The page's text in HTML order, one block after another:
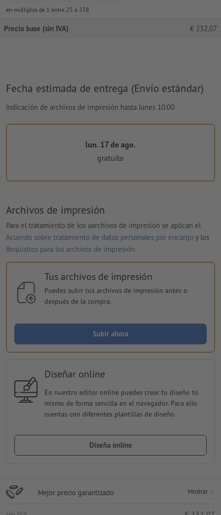
en múltiplos de 1 entre 25 a 238
Precio base (sin IVA) € 232,07
Fecha estimada de entrega (Envío estándar)
Indicación de archivos de impresión hasta lunes 10:00
lun. 17 de ago.
gratuito
Archivos de impresión
Para el tratamiento de los aarchivos de impresión se aplican el
Acuerdo sobre tratamiento de datos personales por encargo y los
Requisitos para los archivos de impresión
Tus archivos de impresión
Puedes subir tus archivos de impresión antes o
después de la compra.
Subir ahora
Diseñar online
En nuestro editor online puedes crear tu diseño tú
mismo de forma sencilla en el navegador. Para ello
cuentas con diferentes plantillas de diseño.
Diseña online
Mejor precio garantizado Mostrar